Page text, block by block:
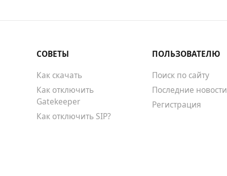
СОВЕТЫ
Как скачать
Как отключить
Gatekeeper
Как отключить SIP?
ПОЛЬЗОВАТЕЛЮ
Поиск по сайту
Последние новости
Регистрация